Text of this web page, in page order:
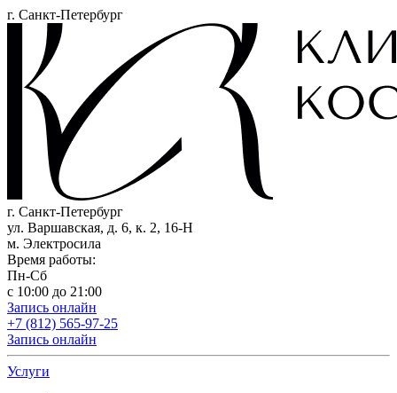
г. Санкт-Петербург
г. Санкт-Петербург
ул. Варшавская, д. 6, к. 2, 16-Н
м. Электросила
Время работы:
Пн-Сб
с 10:00 до 21:00
Запись онлайн
+7 (812) 565-97-25
Запись онлайн
Услуги